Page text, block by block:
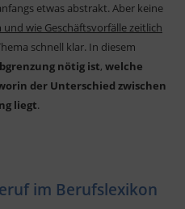
etwas abstrakt. Aber keine
wie Geschäftsvorfälle zeitlich
schnell klar. In diesem
nötig ist, welche
der Unterschied zwischen
liegt.
im Berufslexikon